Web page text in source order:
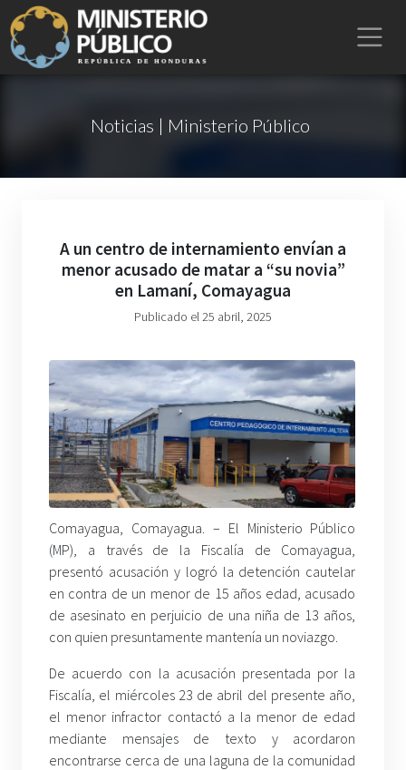
Noticias | Ministerio Público
A un centro de internamiento envían a
menor acusado de matar a “su novia”
en Lamaní, Comayagua
Publicado el 25 abril, 2025
Comayagua, Comayagua. – El Ministerio Público
(MP), a través de la Fiscalía de Comayagua,
presentó acusación y logró la detención cautelar
en contra de un menor de 15 años edad, acusado
de asesinato en perjuicio de una niña de 13 años,
con quien presuntamente mantenía un noviazgo.
De acuerdo con la acusación presentada por la
Fiscalía, el miércoles 23 de abril del presente año,
el menor infractor contactó a la menor de edad
mediante mensajes de texto y acordaron
encontrarse cerca de una laguna de la comunidad